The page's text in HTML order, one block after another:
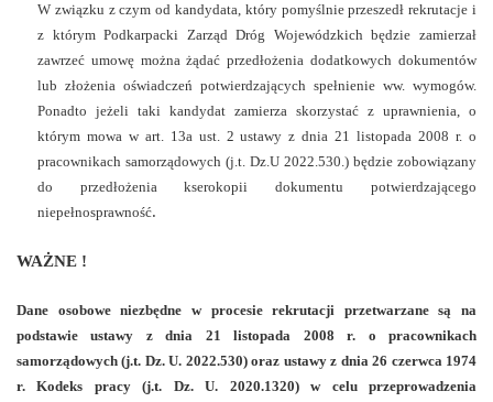
W związku z czym od kandydata, który pomyślnie przeszedł rekrutacje i
z którym Podkarpacki Zarząd Dróg Wojewódzkich będzie zamierzał
zawrzeć umowę można żądać przedłożenia dodatkowych dokumentów
lub złożenia oświadczeń potwierdzających spełnienie ww. wymogów.
Ponadto jeżeli taki kandydat zamierza skorzystać z uprawnienia, o
którym mowa w art. 13a ust. 2 ustawy z dnia 21 listopada 2008 r. o
pracownikach samorządowych (j.t. Dz.U 2022.530.) będzie zobowiązany
do przedłożenia kserokopii dokumentu potwierdzającego
niepełnosprawność.
WAŻNE !
Dane osobowe niezbędne w procesie rekrutacji przetwarzane są na
podstawie ustawy z dnia 21 listopada 2008 r. o pracownikach
samorządowych (j.t. Dz. U. 2022.530) oraz ustawy z dnia 26 czerwca 1974
r. Kodeks pracy (j.t. Dz. U. 2020.1320) w celu przeprowadzenia